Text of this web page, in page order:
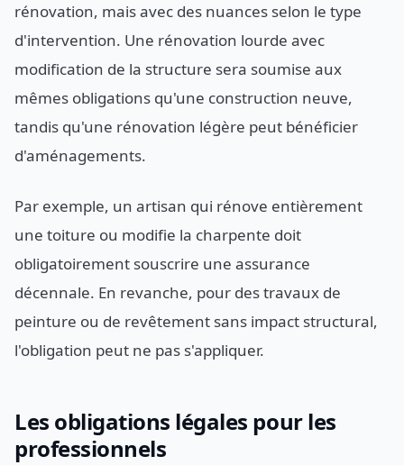
rénovation, mais avec des nuances selon le type
d'intervention. Une rénovation lourde avec
modification de la structure sera soumise aux
mêmes obligations qu'une construction neuve,
tandis qu'une rénovation légère peut bénéficier
d'aménagements.
Par exemple, un artisan qui rénove entièrement
une toiture ou modifie la charpente doit
obligatoirement souscrire une assurance
décennale. En revanche, pour des travaux de
peinture ou de revêtement sans impact structural,
l'obligation peut ne pas s'appliquer.
Les obligations légales pour les
professionnels